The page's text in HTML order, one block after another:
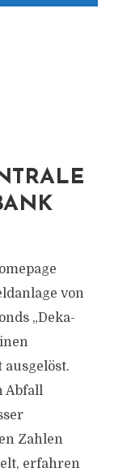
von
„Deka-
Abfall
Zahlen
erfahren